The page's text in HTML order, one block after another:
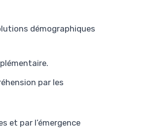
démographiques
par les
et par l’émergence